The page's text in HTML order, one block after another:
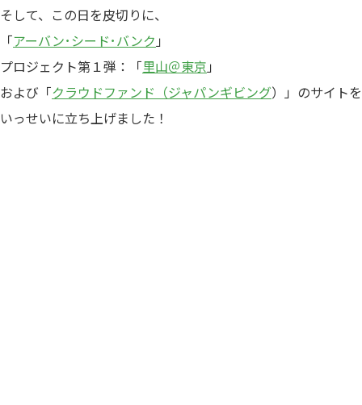
そして、この日を皮切りに、
「アーバン･シード･バンク 」
プロジェクト第１弾：「里山＠東京 」
および「クラウドファンド（ジャパンギビング）」のサイトを
いっせいに立ち上げました！